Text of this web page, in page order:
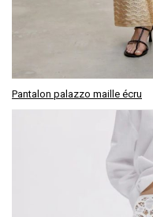
Pantalon palazzo maille écru